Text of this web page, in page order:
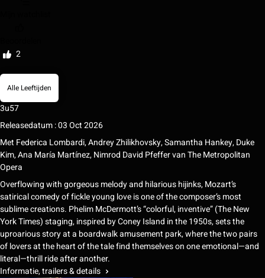
2
Alle Leeftijden
3u57
Releasedatum : 03 Oct 2026
Met Federica Lombardi,Andrey Zhilikhovsky,Samantha Hankey,Duke
Kim,Ana María Martínez,Nimrod David PfeffervanThe Metropolitan
Opera
Overflowing with gorgeous melody and hilarious hijinks, Mozart’s
satirical comedy of fickle young love is one of the composer’s most
sublime creations. Phelim McDermott’s “colorful, inventive” (The New
York Times) staging, inspired by Coney Island in the 1950s, sets the
uproarious story at a boardwalk amusement park, where the two pairs
of lovers at the heart of the tale find themselves on one emotional—and
literal—thrill ride after another.
Informatie, trailers & details